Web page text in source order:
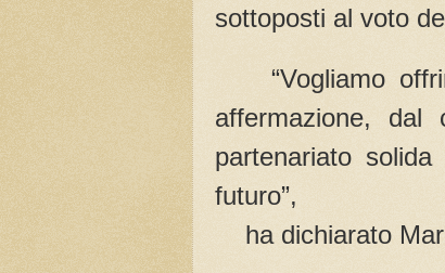
sottoposti al voto
“Vogliamo
affermazione,
partenariato
futuro”,
ha dichiarato